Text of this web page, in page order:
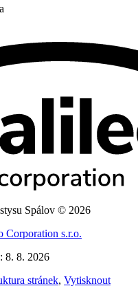
Spálov © 2026
Corporation s.r.o.
8. 8. 2026
stránek, Vytisknout